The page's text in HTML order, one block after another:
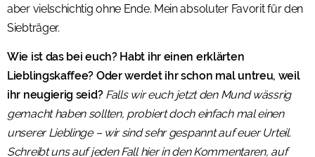
aber vielschichtig ohne Ende. Mein absoluter Favorit für den
Siebträger.
Wie ist das bei euch? Habt ihr einen erklärten
Lieblingskaffee? Oder werdet ihr schon mal untreu, weil
ihr neugierig seid? Falls wir euch jetzt den Mund wässrig
gemacht haben sollten, probiert doch einfach mal einen
unserer Lieblinge – wir sind sehr gespannt auf euer Urteil.
Schreibt uns auf jeden Fall hier in den Kommentaren, auf